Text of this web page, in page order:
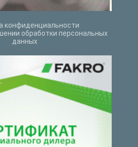
конфиденциальности
обработки персональных
данных